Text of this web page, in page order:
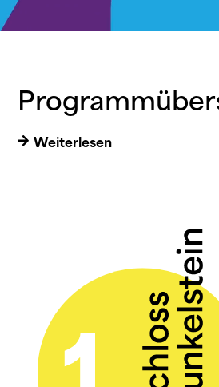
Weiterlesen